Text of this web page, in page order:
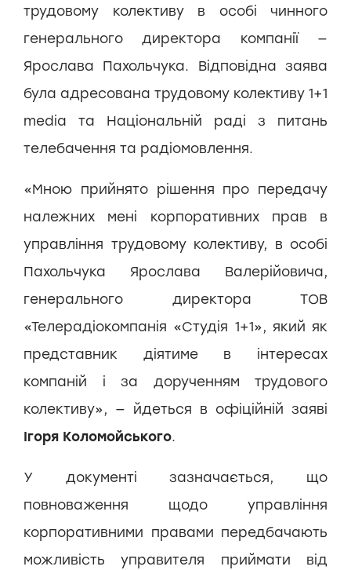
трудовому колективу в особі чинного
генерального директора компанії —
Ярослава Пахольчука. Відповідна заява
була адресована трудовому колективу 1+1
media та Національній раді з питань
телебачення та радіомовлення.
«Мною прийнято рішення про передачу
належних мені корпоративних прав в
управління трудовому колективу, в особі
Пахольчука Ярослава Валерійовича,
генерального директора ТОВ
«Телерадіокомпанія «Студія 1+1», який як
представник діятиме в інтересах
компаній і за дорученням трудового
колективу», — йдеться в офіційній заяві
Ігоря Коломойського.
У документі зазначається, що
повноваження щодо управління
корпоративними правами передбачають
можливість управителя приймати від